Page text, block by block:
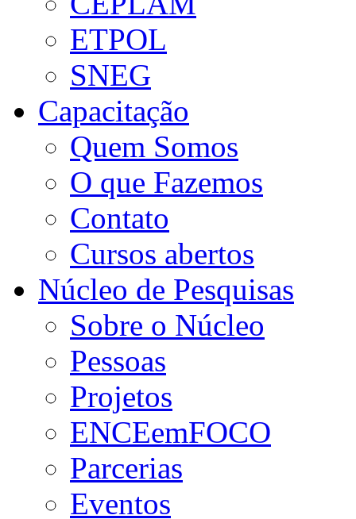
ETPOL
SNEG
Capacitação
Quem Somos
O que Fazemos
Contato
Cursos abertos
Núcleo de Pesquisas
Sobre o Núcleo
Pessoas
Projetos
ENCEemFOCO
Parcerias
Eventos